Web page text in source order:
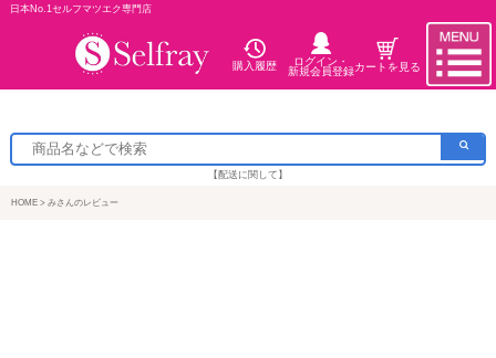
日本No.1セルフマツエク専門店
購入履歴
ログイン・
新規会員登録カートを見る
【配送に関して】
HOME みさんのレビュー